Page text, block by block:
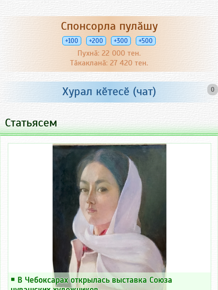
Спонсорла пулӑшу
+100 +200 +300 +500
Пухнӑ: 22 000 тен.
Тӑкакланӑ: 27 420 тен.
0
Хурал кӗтесӗ (чат)
Статьясем
￭ В Чебоксарах открылась выставка Союза